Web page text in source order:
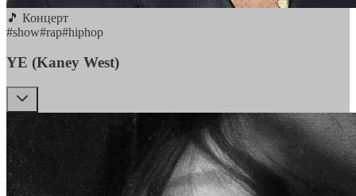
🎵 Концерт
#show#rap#hiphop
YE (Kaney West)